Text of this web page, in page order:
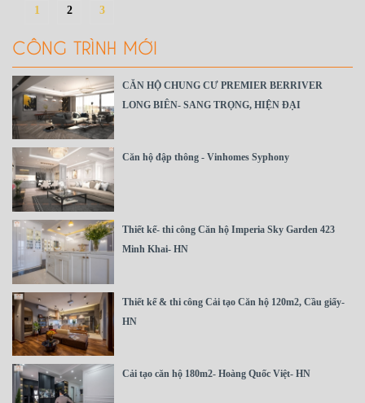
1 2 3
CÔNG TRÌNH MỚI
CĂN HỘ CHUNG CƯ PREMIER BERRIVER
LONG BIÊN- SANG TRỌNG, HIỆN ĐẠI
Căn hộ đập thông - Vinhomes Syphony
Thiết kế- thi công Căn hộ Imperia Sky Garden 423
Minh Khai- HN
Thiết kế & thi công Cải tạo Căn hộ 120m2, Cầu giấy-
HN
Cải tạo căn hộ 180m2- Hoàng Quốc Việt- HN